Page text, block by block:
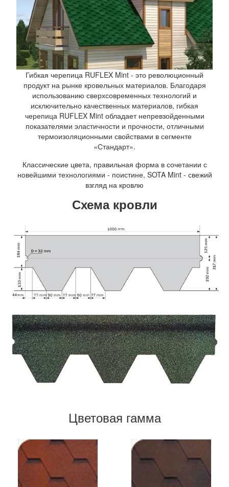
Гибкая черепица RUFLEX Mint - это революционный
продукт на рынке кровельных материалов. Благодаря
использованию сверхсовременных технологий и
исключительно качественных материалов, гибкая
черепица RUFLEX Mint обладает непревзойденными
показателями эластичности и прочности, отличными
термоизоляционными свойствами в сегменте
«Стандарт».
Классические цвета, правильная форма в сочетании с
новейшими технологиями - поистине, SOTA Mint - свежий
взгляд на кровлю
Схема кровли
Цветовая гамма